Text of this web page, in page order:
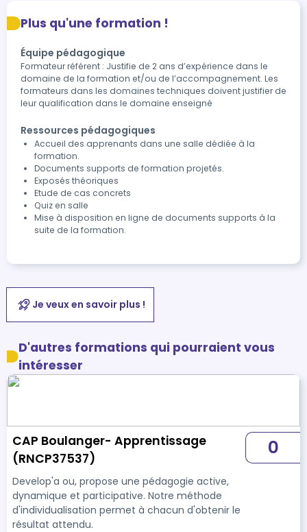
Plus qu'une formation !
Équipe pédagogique
Formateur référent : Justifie de 2 ans d’expérience dans le
domaine de la formation et/ou de l’accompagnement. Les
formateurs dans les domaines techniques doivent justifier de
leur qualification dans le domaine enseigné
Ressources pédagogiques
Accueil des apprenants dans une salle dédiée à la
formation.
Documents supports de formation projetés.
Exposés théoriques
Etude de cas concrets
Quiz en salle
Mise à disposition en ligne de documents supports à la
suite de la formation.
Je veux en savoir plus !
D'autres formations qui pourraient vous
intéresser
CAP Boulanger- Apprentissage
(RNCP37537)
Develop'a ou, propose une pédagogie active,
dynamique et participative. Notre méthode
d'individualisation permet à chacun d'obtenir le
résultat attendu.
0